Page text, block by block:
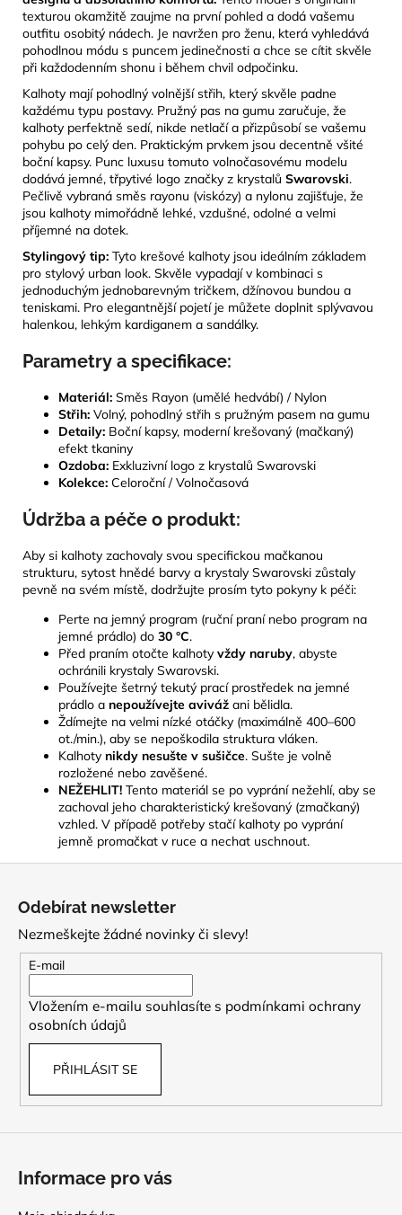
texturou okamžitě zaujme na první pohled a dodá vašemu
outfitu osobitý nádech. Je navržen pro ženu, která vyhledává
pohodlnou módu s puncem jedinečnosti a chce se cítit skvěle
při každodenním shonu i během chvil odpočinku.
Kalhoty mají pohodlný volnější střih, který skvěle padne
každému typu postavy. Pružný pas na gumu zaručuje, že
kalhoty perfektně sedí, nikde netlačí a přizpůsobí se vašemu
pohybu po celý den. Praktickým prvkem jsou decentně všité
boční kapsy. Punc luxusu tomuto volnočasovému modelu
dodává jemné, třpytivé logo značky z krystalů Swarovski.
Pečlivě vybraná směs rayonu (viskózy) a nylonu zajišťuje, že
jsou kalhoty mimořádně lehké, vzdušné, odolné a velmi
příjemné na dotek.
Stylingový tip: Tyto krešové kalhoty jsou ideálním základem
pro stylový urban look. Skvěle vypadají v kombinaci s
jednoduchým jednobarevným tričkem, džínovou bundou a
teniskami. Pro elegantnější pojetí je můžete doplnit splývavou
halenkou, lehkým kardiganem a sandálky.
Parametry a specifikace:
Materiál: Směs Rayon (umělé hedvábí) / Nylon
Střih: Volný, pohodlný střih s pružným pasem na gumu
Detaily: Boční kapsy, moderní krešovaný (mačkaný)
efekt tkaniny
Ozdoba: Exkluzivní logo z krystalů Swarovski
Kolekce: Celoroční / Volnočasová
Údržba a péče o produkt:
Aby si kalhoty zachovaly svou specifickou mačkanou
strukturu, sytost hnědé barvy a krystaly Swarovski zůstaly
pevně na svém místě, dodržujte prosím tyto pokyny k péči:
Perte na jemný program (ruční praní nebo program na
jemné prádlo) do 30 °C.
Před praním otočte kalhoty vždy naruby, abyste
ochránili krystaly Swarovski.
Používejte šetrný tekutý prací prostředek na jemné
prádlo a nepoužívejte aviváž ani bělidla.
Ždímejte na velmi nízké otáčky (maximálně 400–600
ot./min.), aby se nepoškodila struktura vláken.
Kalhoty nikdy nesušte v sušičce. Sušte je volně
rozložené nebo zavěšené.
NEŽEHLIT! Tento materiál se po vyprání nežehlí, aby se
zachoval jeho charakteristický krešovaný (zmačkaný)
vzhled. V případě potřeby stačí kalhoty po vyprání
jemně promačkat v ruce a nechat uschnout.
Odebírat newsletter
Nezmeškejte žádné novinky či slevy!
E-mail
Vložením e-mailu souhlasíte s podmínkami ochrany
osobních údajů
PŘIHLÁSIT SE
Informace pro vás